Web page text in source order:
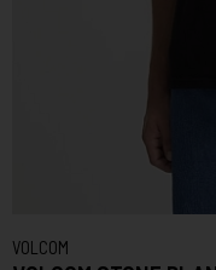
VOLCOM